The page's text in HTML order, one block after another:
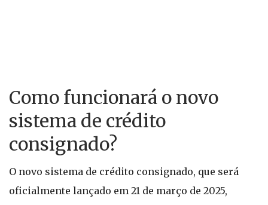
Como funcionará o novo
sistema de crédito
consignado?
O novo sistema de crédito consignado, que será
oficialmente lançado em 21 de março de 2025,